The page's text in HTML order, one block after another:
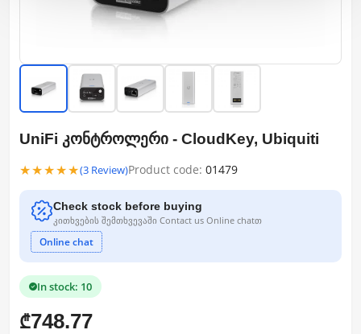
UniFi კონტროლერი - CloudKey, Ubiquiti
★★★★★(3 Review)Product code: 01479
Check stock before buying
კითხვების შემთხვევაში Contact us Online chatთ
Online chat
In stock: 10
₾748.77